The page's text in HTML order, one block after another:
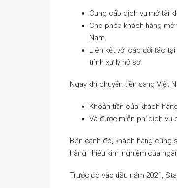
Cung cấp dịch vụ mở tài
Cho phép khách hàng
Nam.
Liên kết với các đối tác
trình xử lý hồ sơ.
Ngay khi chuyển tiền sang Việt
Khoản tiền của khách
Và được miễn phí dịch vụ
Bên cạnh đó, khách hàng cũng
hàng nhiều kinh nghiệm của
Trước đó vào đầu năm 2021,